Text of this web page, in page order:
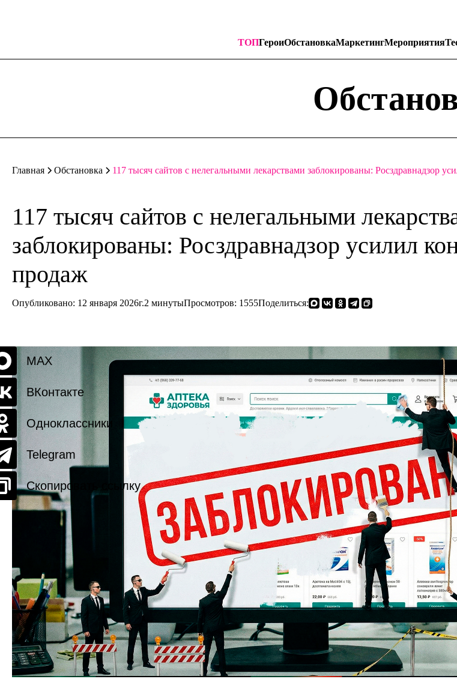
ТОПГероиОбстановкаМаркетингМероприятия
Главная Обстановка 117 тысяч сайтов с нелегальными лекарствами заблокированы: Росздравнадзор
117 тысяч сайтов с нелегальными
заблокированы: Росздравнадзор усилил
продаж
Опубликовано: 12 января 2026г.2 минутыПросмотров: 1555Поделиться:
MAX
ВКонтакте
Одноклассники
Telegram
Скопировать ссылку